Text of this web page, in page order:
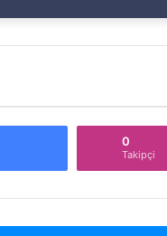
0
Takipçi